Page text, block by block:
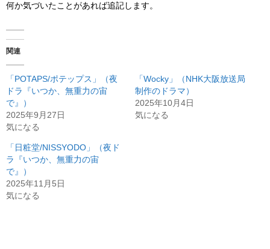
何か気づいたことがあれば追記します。
関連
「POTAPS/ポテップス」（夜
ドラ『いつか、無重力の宙
で』）
2025年9月27日
気になる
「Wocky」（NHK大阪放送局
制作のドラマ）
2025年10月4日
気になる
「日粧堂/NISSYODO」（夜ド
ラ『いつか、無重力の宙
で』）
2025年11月5日
気になる